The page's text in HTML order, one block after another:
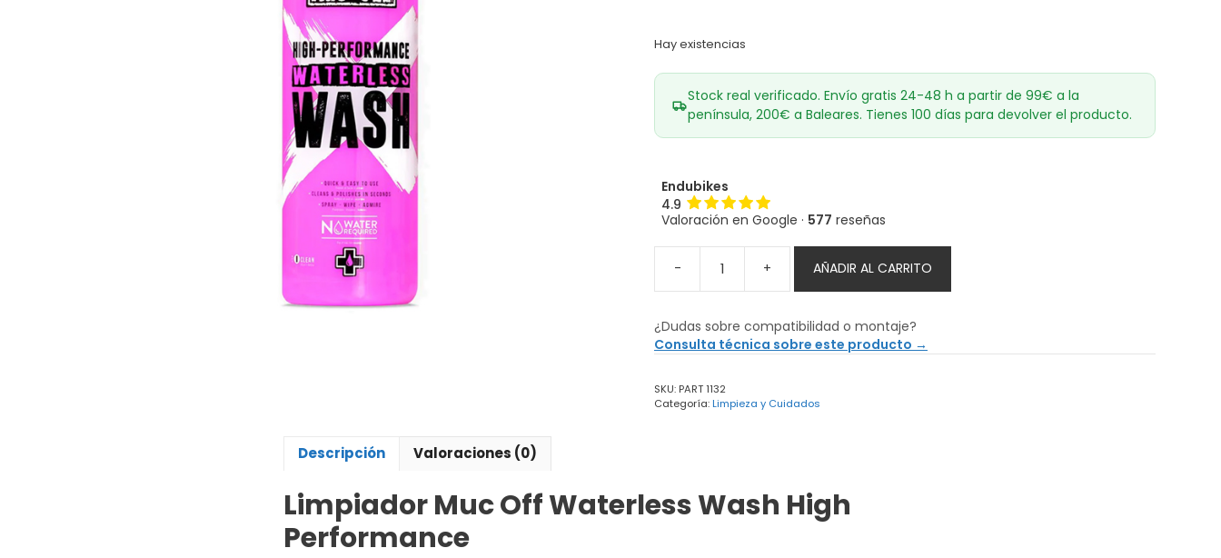
Hay existencias
Stock real verificado. Envío gratis 24-48 h a partir de 99€ a la
península, 200€ a Baleares. Tienes 100 días para devolver el producto.
Endubikes
4.9
Valoración en Google · 577 reseñas
-
Muc
Waterless
Wash
+ AÑADIR AL CARRITO
¿Dudas sobre compatibilidad o montaje?
Consulta técnica sobre este producto →
SKU: PART 1132
Categoría:Limpieza y Cuidados
Descripción Valoraciones (0)
Limpiador Muc Off Waterless Wash High
Performance